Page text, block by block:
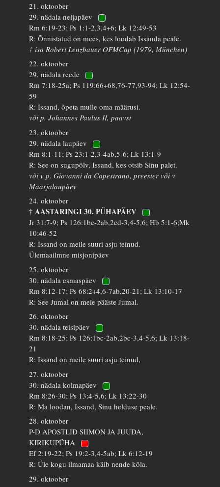
21. oktoober
29. nädala neljapäev
Rm 6:19-23; Ps 1:1-2,3,4+6; Lk 12:49-53
R: Õnnistatud on mees, kes loodab Issanda peale.
† isa Robert Lenzbauer OFMCap (1979, München)
22. oktoober
29. nädala reede
Rm 7:18-25a; Ps 119:66+68,76-77,93-94; Lk 12:54-
59
R: Issand, õpeta mulle oma määrusi.
või p. Johannes Paulus II, paavst
23. oktoober
29. nädala laupäev
Rm 8:1-11; Ps 23:1-2,3-4ab,5-6; Lk 13:1-9
R: See on sugupõlv, Issand, kes otsib Sinu palet.
või v p. Giovanni da Capestrano, preester või v
Maarjalaupäev
24. oktoober
† AASTARINGI 30. PÜHAPÄEV
Jr 31:7-9; Ps 126:1bc-2ab,2cd-3,4-5,6; Hb 5:1-6;Mk
10:46-52
R: Issand on meile suuri asju teinud.
Ülemaailmne misjonipäev
25. oktoober
30. nädala esmaspäev
Rm 8:12-17; Ps 68:2+4,6-7ab,20-21; Lk 13:10-17
R: See Jumal on meie pääste Jumal.
26. oktoober
30. nädala teisipäev
Rm 8:18-25; Ps 126:1bc-2ab,2bc-3,4-5,6; Lk 13:18-
21
R: Issand on meile suuri asju teinud,
27. oktoober
30. nädala kolmapäev
Rm 8:26-30; Ps 13:4-5,6; Lk 13:22-30
R: Ma loodan, Issand, Sinu helduse peale.
28. oktoober
P-D APOSTLID SIIMON JA JUUDA,
KIRIKUPÜHA
Ef 2:19-22; Ps 19:2-3,4-5ab; Lk 6:12-19
R: Üle kogu ilmamaa käib nende kõla.
29. oktoober